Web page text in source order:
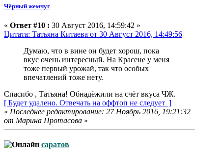
Чёрный жемчуг
« Ответ #10 : 30 Август 2016, 14:59:42 »
Цитата: Татьяна Китаева от 30 Август 2016, 14:49:56
Думаю, что в вине он будет хорош, пока
вкус очень интересный. На Красене у меня
тоже первый урожай, так что особых
впечатлений тоже нету.
Спасибо , Татьяна! Обнадёжили на счёт вкуса ЧЖ.
[ Будет удалено. Отвечать на оффтоп не следует ]
« Последнее редактирование: 27 Ноябрь 2016, 19:21:32
от Марина Протасова »
саратов